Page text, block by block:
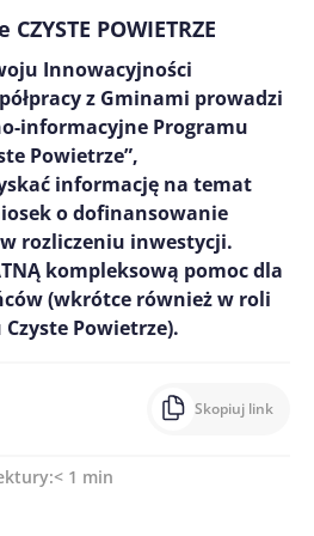
POWIETRZE
Innowacyjności
z Gminami prowadzi
informacyjne Programu
Powietrze”,
informację na temat
o dofinansowanie
rozliczeniu inwestycji.
kompleksową pomoc dla
(wkrótce również w roli
Powietrze).
Skopiuj link
< 1 min